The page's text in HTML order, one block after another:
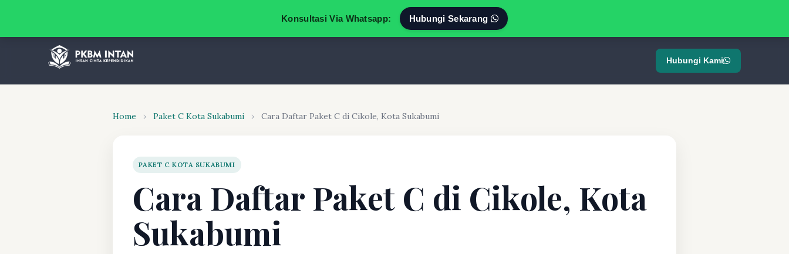
Konsultasi Via Whatsapp: Hubungi Sekarang
Hubungi Kami
Home › Paket C Kota Sukabumi › Cara Daftar Paket C di Cikole, Kota Sukabumi
PAKET C KOTA SUKABUMI
Cara Daftar Paket C di Cikole, Kota
Sukabumi